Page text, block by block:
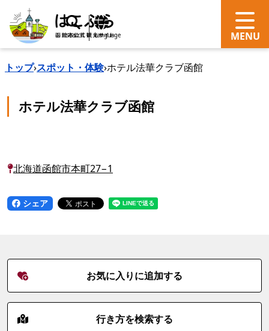
search Language
トップ›スポット・体験›ホテル法華クラブ函館
ホテル法華クラブ函館
北海道函館市本町27−1
シェア
お気に入りに追加する
行き方を検索する